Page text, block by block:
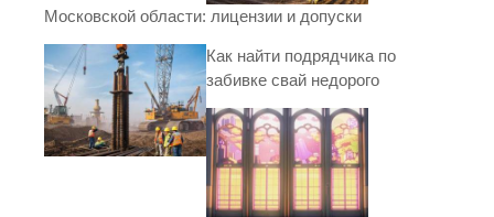
Московской области: лицензии и допуски
Как найти подрядчика по
забивке свай недорого